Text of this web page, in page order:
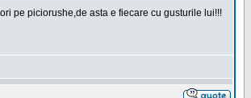
pe piciorushe,de asta e fiecare cu gusturile lui!!!